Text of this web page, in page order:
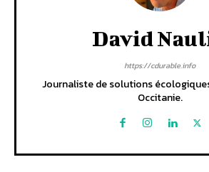
David
https://cdurable.info
Journaliste de solutions
Occitanie.